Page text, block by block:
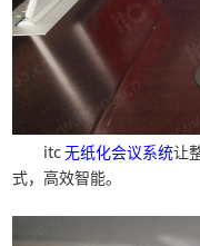
itc无纸化会议系统让
式，高效智能。